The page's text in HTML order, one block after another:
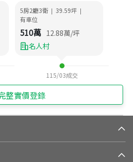
5房2廳3衛 | 39.59坪 |
有車位
510萬 12.88萬/坪
名人村
115/03成交
整實價登錄